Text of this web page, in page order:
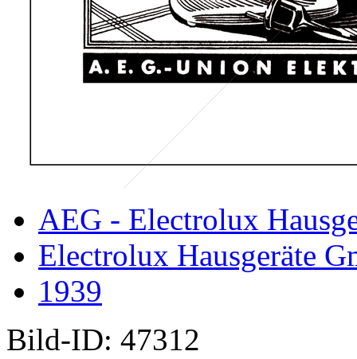
AEG - Electrolux
Electrolux Hausgeräte
1939
Bild-ID: 47312